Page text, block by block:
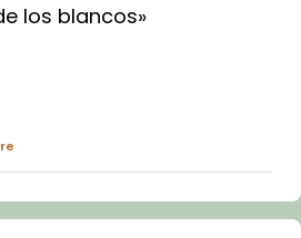
los blancos»
de Barcelona